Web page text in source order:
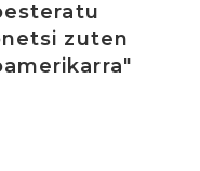
zuten